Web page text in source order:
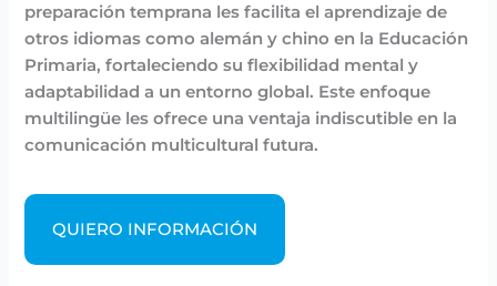
preparación temprana les facilita el aprendizaje de
otros idiomas como alemán y chino en la Educación
Primaria, fortaleciendo su flexibilidad mental y
adaptabilidad a un entorno global. Este enfoque
multilingüe les ofrece una ventaja indiscutible en la
comunicación multicultural futura.
QUIERO INFORMACIÓN